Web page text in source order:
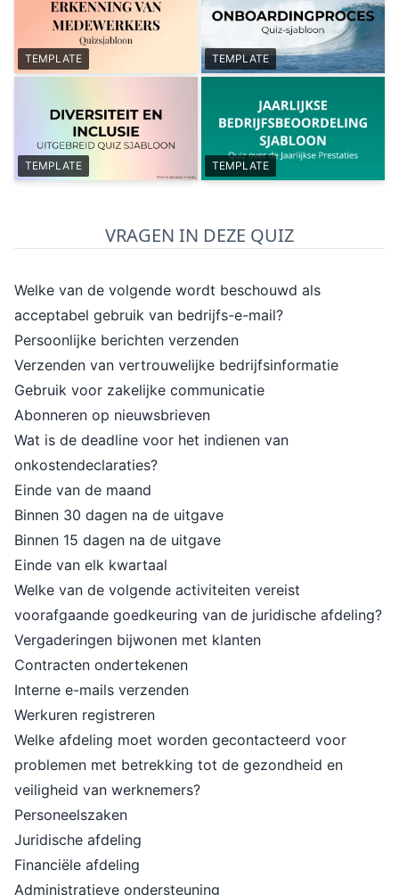
TEMPLATE TEMPLATE
TEMPLATE TEMPLATE
VRAGEN IN DEZE QUIZ
Welke van de volgende wordt beschouwd als
acceptabel gebruik van bedrijfs-e-mail?
Persoonlijke berichten verzenden
Verzenden van vertrouwelijke bedrijfsinformatie
Gebruik voor zakelijke communicatie
Abonneren op nieuwsbrieven
Wat is de deadline voor het indienen van
onkostendeclaraties?
Einde van de maand
Binnen 30 dagen na de uitgave
Binnen 15 dagen na de uitgave
Einde van elk kwartaal
Welke van de volgende activiteiten vereist
voorafgaande goedkeuring van de juridische afdeling?
Vergaderingen bijwonen met klanten
Contracten ondertekenen
Interne e-mails verzenden
Werkuren registreren
Welke afdeling moet worden gecontacteerd voor
problemen met betrekking tot de gezondheid en
veiligheid van werknemers?
Personeelszaken
Juridische afdeling
Financiële afdeling
Administratieve ondersteuning